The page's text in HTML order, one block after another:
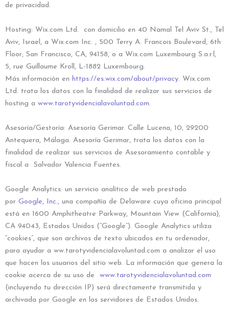
de privacidad.
Hosting: Wix.com Ltd. con domicilio en 40 Namal Tel Aviv St., Tel
Aviv, Israel, a Wix.com Inc. , 500 Terry A. Francois Boulevard, 6th
Floor, San Francisco, CA, 94158, o a Wix.com Luxembourg S.a.r.l,
5, rue Guillaume Kroll, L-1882 Luxembourg.
Más información en https://es.wix.com/about/privacy. Wix.com
Ltd. trata los datos con la finalidad de realizar sus servicios de
hosting a www.tarotyvidencialavoluntad.com.
Asesoría/Gestoría: Asesoría Gerimar. Calle Lucena, 10, 29200
Antequera, Málaga. Asesoría Gerimar, trata los datos con la
finalidad de realizar sus servicios de Asesoramiento contable y
fiscal a Salvador Valencia Fuentes.
Google Analytics: un servicio analítico de web prestado
por Google, Inc., una compañía de Delaware cuya oficina principal
está en 1600 Amphitheatre Parkway, Mountain View (California),
CA 94043, Estados Unidos (“Google”). Google Analytics utiliza
“cookies”, que son archivos de texto ubicados en tu ordenador,
para ayudar a ww.tarotyvidencialavoluntad.com a analizar el uso
que hacen los usuarios del sitio web. La información que genera la
cookie acerca de su uso de www.tarotyvidencialavoluntad.com
(incluyendo tu dirección IP) será directamente transmitida y
archivada por Google en los servidores de Estados Unidos.